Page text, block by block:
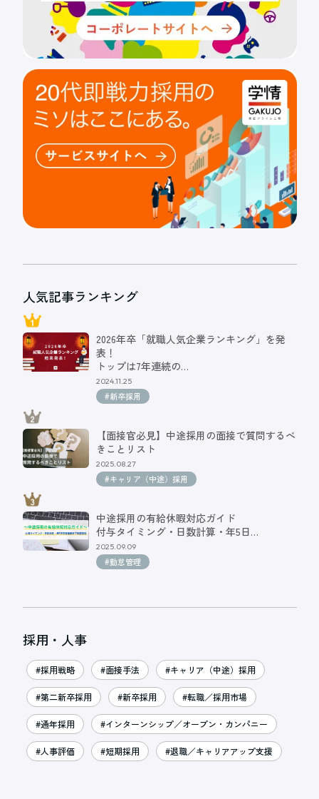
人気記事ランキング
2026年卒「就職人気企業ランキング」を発
表！
トップは7年連続の…
2024.11.25
#新卒採用
【面接官必見】中途採用の面接で質問するべ
きことリスト
2025.08.27
#キャリア（中途）採用
中途採用の有給休暇対応ガイド
付与タイミング・日数計算・年5日…
2025.09.09
#勤怠管理
採用・人事
#採用戦略 #面接手法 #キャリア（中途）採用
#第二新卒採用 #新卒採用 #転職／採用市場
#通年採用 #インターンシップ／オープン・カンパニー
#人事評価 #短期採用 #退職／キャリアアップ支援